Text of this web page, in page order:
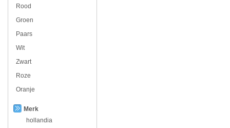
Rood
Groen
Paars
Wit
Zwart
Roze
Oranje
Merk
hollandia